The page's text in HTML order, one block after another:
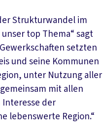
Strukturwandel im
top Thema“ sagt
setzten
und seine Kommunen
unter Nutzung aller
mit allen
der
lebenswerte Region.“